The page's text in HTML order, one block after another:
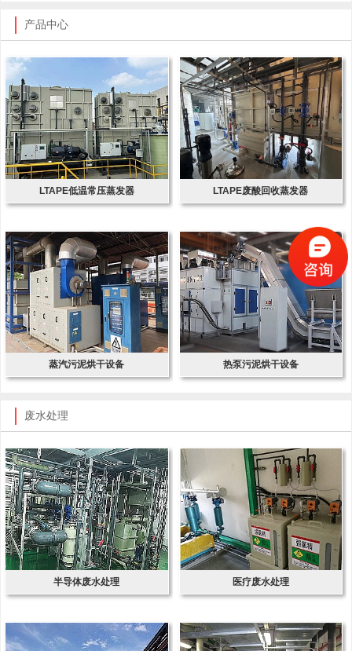
产品中心
LTAPE低温常压蒸发器 LTAPE废酸回收蒸发器
蒸汽污泥烘干设备 热泵污泥烘干设备
废水处理
半导体废水处理 医疗废水处理